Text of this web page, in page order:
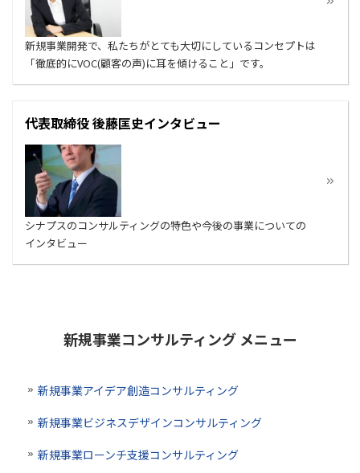
新規事業開発で、私たちがとても大切にしているコンセプトは
「徹底的にVOC(顧客の声)に耳を傾けること」です。
代表取締役 後藤匡史インタビュー
シナプスのコンサルティングの特色や今後の事業についての
インタビュー
新規事業コンサルティング メニュー
新規事業アイデア創造コンサルティング
新規事業ビジネスデザインコンサルティング
新規事業ローンチ支援コンサルティング